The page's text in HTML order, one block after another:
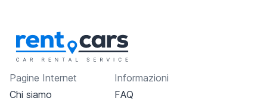
Pagine Internet
Chi siamo
Informazioni
FAQ